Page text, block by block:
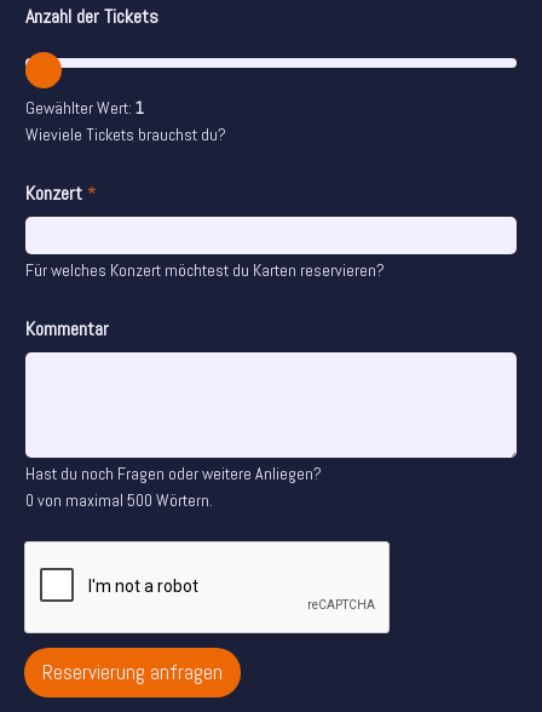
E
M
a
i
l
A
d
r
e
s
e
E
l
-
A
r
Anzahl der Tickets
Gewählter Wert: 1
Wieviele Tickets brauchst du?
Konzert *
Für welches Konzert möchtest du Karten reservieren?
Kommentar
Hast du noch Fragen oder weitere Anliegen?
0 von maximal 500 Wörtern.
Reservierung anfragen